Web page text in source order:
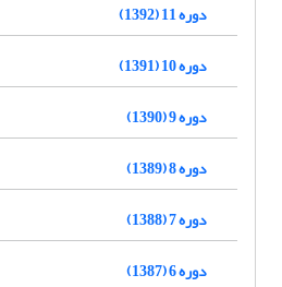
دوره 11 (1392)
دوره 10 (1391)
دوره 9 (1390)
دوره 8 (1389)
دوره 7 (1388)
دوره 6 (1387)